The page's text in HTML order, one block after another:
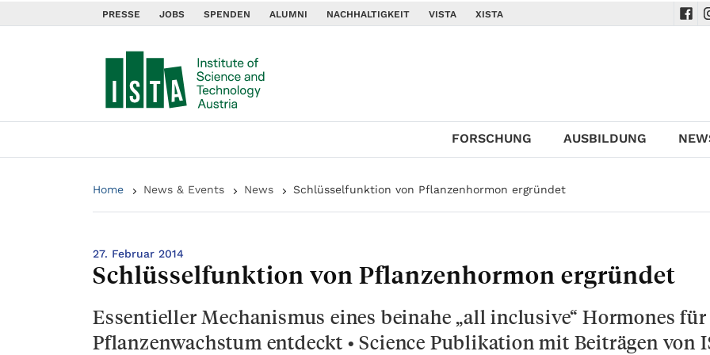
PRESSE JOBS SPENDEN ALUMNI NACHHALTIGKEIT VISTA XISTA
FORSCHUNG AUSBILDUNG
Home News & Events News Schlüsselfunktion von Pflanzenhormon ergründet
27. Februar 2014
Schlüsselfunktion von Pflanzenhormon ergründet
Essentieller Mechanismus eines beinahe „all inclusive“ Hormones für
Pflanzenwachstum entdeckt • Science Publikation mit Beiträgen von